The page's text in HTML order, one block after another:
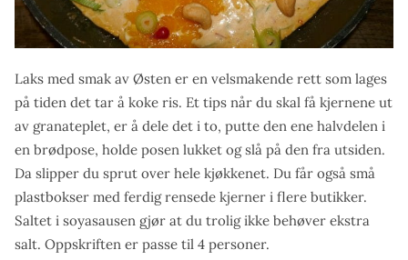
Laks med smak av Østen er en velsmakende rett som lages
på tiden det tar å koke ris. Et tips når du skal få kjernene ut
av granateplet, er å dele det i to, putte den ene halvdelen i
en brødpose, holde posen lukket og slå på den fra utsiden.
Da slipper du sprut over hele kjøkkenet. Du får også små
plastbokser med ferdig rensede kjerner i flere butikker.
Saltet i soyasausen gjør at du trolig ikke behøver ekstra
salt. Oppskriften er passe til 4 personer.